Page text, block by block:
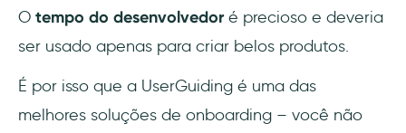
O tempo do desenvolvedoré precioso e deveria
ser usado apenas para criar belos produtos.
É por isso que a UserGuiding é uma das
melhores soluções de onboarding – você não